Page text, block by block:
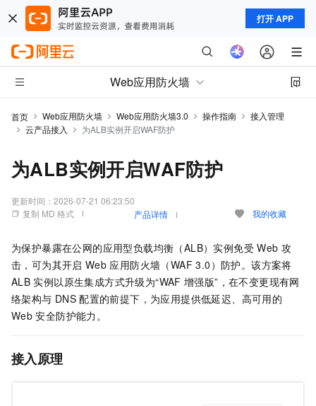
打开 APP
Web应用防火墙
首页 Web应用防火墙 Web应用防火墙3.0 操作指南
接入管理
云产品接入
为ALB实例开启WAF防护
为ALB实例开启WAF防护
更新时间： 2026-07-21 06:23:50
复制 MD 格式
产品详情 我的收藏
为保护暴露在公网的应用型负载均衡（ALB）实例免受 Web 攻
击，可为其开启 Web 应用防火墙（WAF 3.0）防护。该方案将
ALB 实例以原生集成方式升级为“WAF 增强版”，在不变更现有网
络架构与 DNS 配置的前提下，为应用提供低延迟、高可用的
Web 安全防护能力。
接入原理